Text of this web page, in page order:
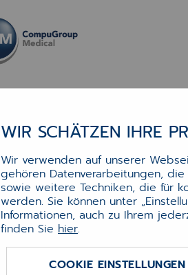
Art.-
WIR SCHÄTZEN IHRE
Wir verwenden auf unserer
gehören Datenverarbeitungen,
sowie weitere Techniken, die für
werden. Sie können unter
Informationen, auch zu Ihrem
finden Sie hier.
COOKIE EINSTELLUNGEN